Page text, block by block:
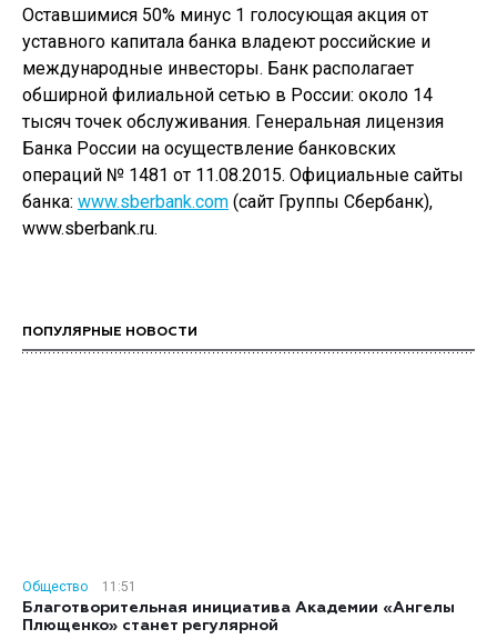
Оставшимися 50% минус 1 голосующая акция от
уставного капитала банка владеют российские и
международные инвесторы. Банк располагает
обширной филиальной сетью в России: около 14
тысяч точек обслуживания. Генеральная лицензия
Банка России на осуществление банковских
операций № 1481 от 11.08.2015. Официальные сайты
банка: www.sberbank.com (сайт Группы Сбербанк),
www.sberbank.ru.
ПОПУЛЯРНЫЕ НОВОСТИ
Общество
11:51
Благотворительная инициатива Академии «Ангелы
Плющенко» станет регулярной